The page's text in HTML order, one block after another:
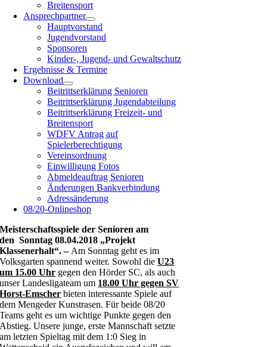
Breitensport
Ansprechpartner
Hauptvorstand
Jugendvorstand
Sponsoren
Kinder-, Jugend- und Gewaltschutz
Ergebnisse & Termine
Download
Beitrittserklärung Senioren
Beitrittserklärung Jugendabteilung
Beitrittserklärung Freizeit- und
Breitensport
WDFV Antrag auf
Spielerberechtigung
Vereinsordnung
Einwilligung Fotos
Abmeldeauftrag Senioren
Änderungen Bankverbindung
Adressänderung
08/20-Onlineshop
Meisterschaftsspiele der Senioren am
denSonntag 08.04.2018 „Projekt
Klassenerhalt“. – Am Sonntag geht es im
Volksgarten spannend weiter. Sowohl dieU23
um 15.00 Uhr gegen den Hörder SC, als auch
unser Landesligateam um 18.00 Uhr gegen SV
Horst-Emscher bieten interessante Spiele auf
dem Mengeder Kunstrasen. Für beide 08/20
Teams geht es um wichtige Punkte gegen den
Abstieg. Unsere junge, erste Mannschaft setzte
am letzten Spieltag mit dem 1:0 Sieg in